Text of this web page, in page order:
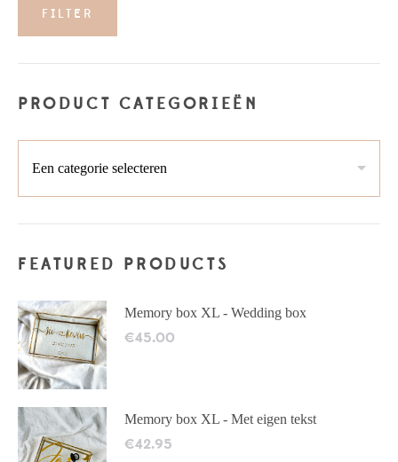
FILTER
PRODUCT CATEGORIEËN
FEATURED PRODUCTS
Memory box XL - Wedding box
€45.00
Memory box XL - Met eigen tekst
€42.95